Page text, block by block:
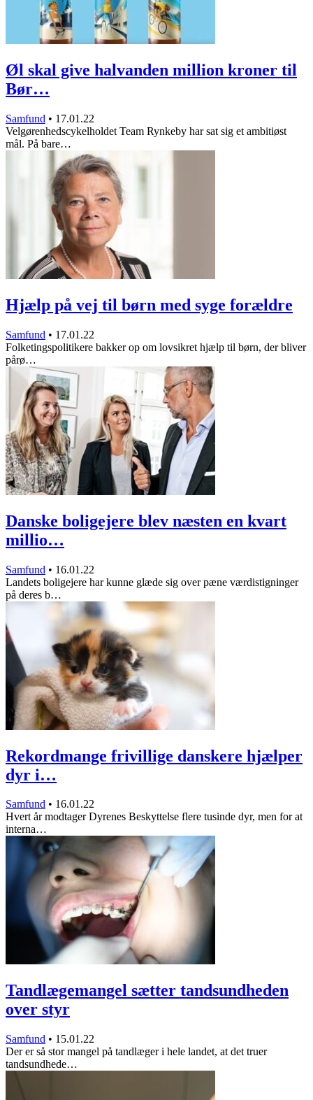
Øl skal give halvanden million kroner til
Bør…
Samfund • 17.01.22
Velgørenhedscykelholdet Team Rynkeby har sat sig et ambitiøst
mål. På bare…
Hjælp på vej til børn med syge forældre
Samfund • 17.01.22
Folketingspolitikere bakker op om lovsikret hjælp til børn, der bliver
pårø…
Danske boligejere blev næsten en kvart
millio…
Samfund • 16.01.22
Landets boligejere har kunne glæde sig over pæne værdistigninger
på deres b…
Rekordmange frivillige danskere hjælper
dyr i…
Samfund • 16.01.22
Hvert år modtager Dyrenes Beskyttelse flere tusinde dyr, men for at
interna…
Tandlægemangel sætter tandsundheden
over styr
Samfund • 15.01.22
Der er så stor mangel på tandlæger i hele landet, at det truer
tandsundhede…